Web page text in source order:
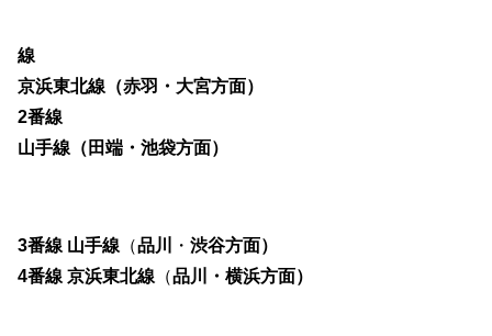
線
京浜東北線（赤羽・大宮方面）
2番線
山手線（田端・池袋方面）
3番線 山手線 （品川 ・ 渋谷方面）
4番線 京浜東北線 （品川・横浜方面）